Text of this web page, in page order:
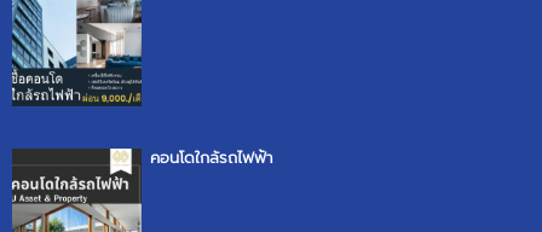
คอนโดใกล้รถไฟฟ้า